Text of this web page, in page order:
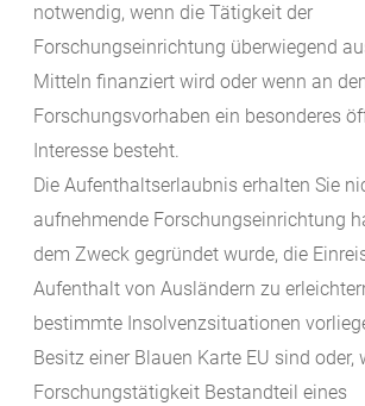
notwendig, wenn die Tätigkeit der
Forschungseinrichtung überwiegend
Mitteln finanziert wird oder wenn an
Forschungsvorhaben ein besonderes
Interesse besteht.
Die Aufenthaltserlaubnis erhalten Sie
aufnehmende Forschungseinrichtung
dem Zweck gegründet wurde, die
Aufenthalt von Ausländern zu
bestimmte Insolvenzsituationen
Besitz einer Blauen Karte EU sind oder,
Forschungstätigkeit Bestandteil eines